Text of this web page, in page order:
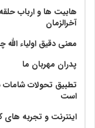
هابیت ها و ارباب
آخرالزمان
معنی دقیق اولیاء
پدران مهربان ما
تطبیق تحولات شامات
است
اینترنت و تجربه های